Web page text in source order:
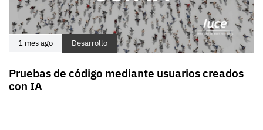
1 mes ago Desarrollo
Pruebas de código mediante usuarios creados
con IA